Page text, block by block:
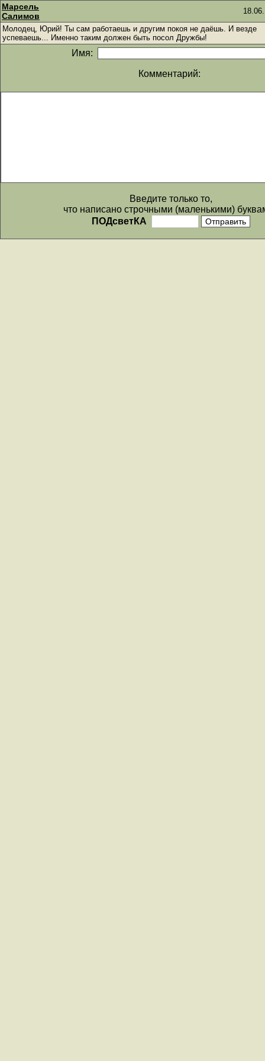
Марсель
Салимов
Молодец, Юрий! Ты сам работаешь и другим покоя не даёшь. И везде
успеваешь... Именно таким должен быть посол Дружбы!
Имя:
Комментарий:
Введите только то,
что написано строчными (маленькими)
ПОДсветКА